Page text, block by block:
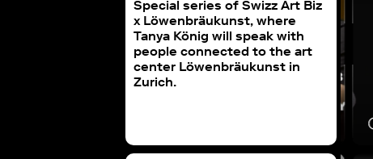
Special series of Swizz Art Biz
x Löwenbräukunst, where
Tanya König will speak with
people connected to the art
center Löwenbräukunst in
Zurich.